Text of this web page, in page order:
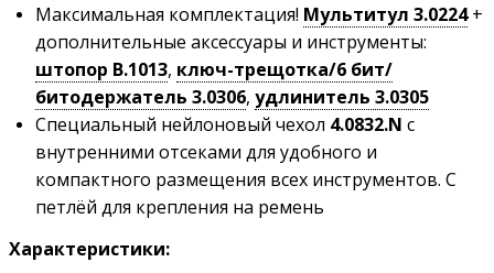
Максимальная комплектация! Мультитул 3.0224+
дополнительные аксессуары и инструменты:
штопор B.1013, ключ-трещотка/6 бит/
битодержатель 3.0306, удлинитель 3.0305
Специальный нейлоновый чехол 4.0832.N с
внутренними отсеками для удобного и
компактного размещения всех инструментов. С
петлёй для крепления на ремень
Характеристики: